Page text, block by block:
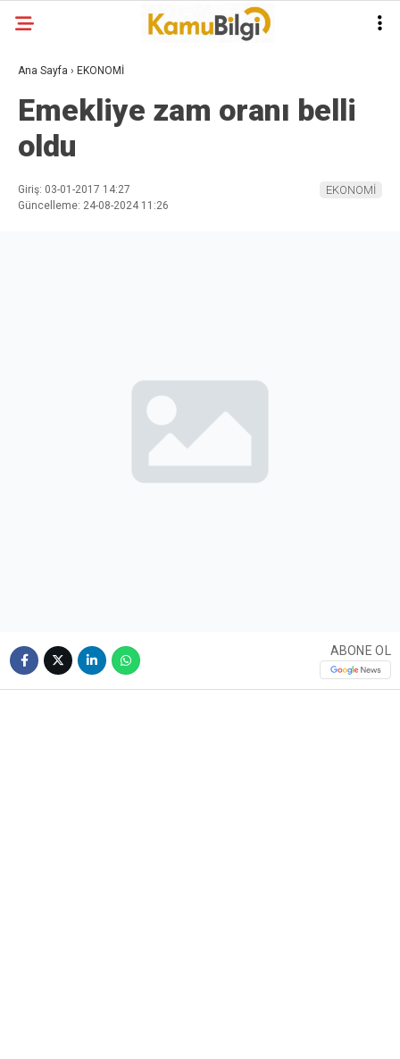
Ana Sayfa › EKONOMİ
Emekliye zam oranı belli
oldu
Giriş: 03-01-2017 14:27
Güncelleme: 24-08-2024 11:26
EKONOMİ
ABONE OL